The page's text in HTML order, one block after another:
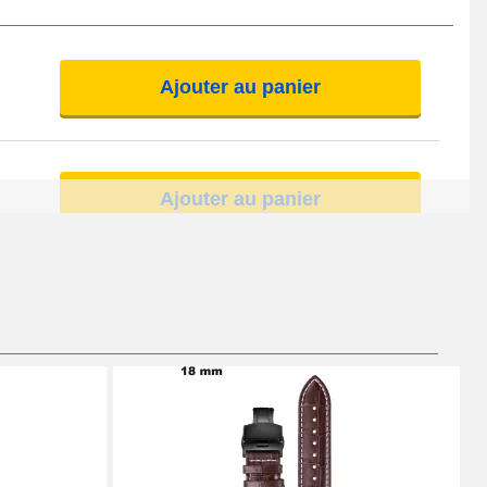
Ajouter au panier
Ajouter au panier
Ajouter au panier